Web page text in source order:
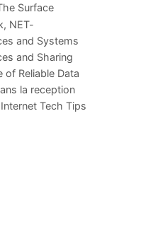
Surface
NET-
and Systems
and Sharing
of Reliable Data
la reception
Tech Tips